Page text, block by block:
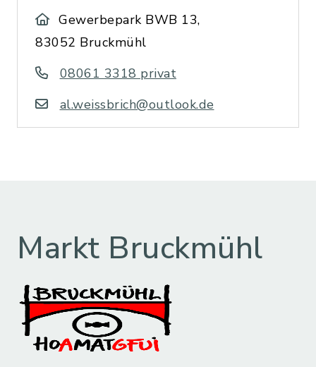
Gewerbepark BWB 13,
83052 Bruckmühl
08061 3318 privat
al.weissbrich@outlook.de
Markt Bruckmühl